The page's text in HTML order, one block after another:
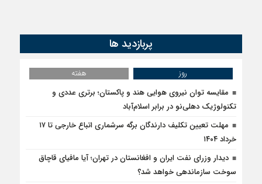
پربازدید ها
روز
هفته
مقایسه توان نیروی هوایی هند و پاکستان؛ برتری عددی و
تکنولوژیک دهلی‌نو در برابر اسلام‌آباد
مهلت تعیین تکلیف دارندگان برگه سرشماری اتباع خارجی تا ۱۷
خرداد ۱۴۰۴
دیدار وزرای نفت ایران و افغانستان در تهران؛ آیا مافیای قاچاق
سوخت سازماندهی خواهد شد؟